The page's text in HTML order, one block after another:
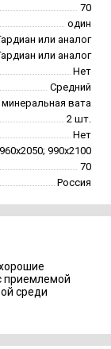
70
один
или аналог
или аналог
Нет
Средний
минеральная вата
2 шт.
Нет
990х2100
70
Россия
приемлемой
среди